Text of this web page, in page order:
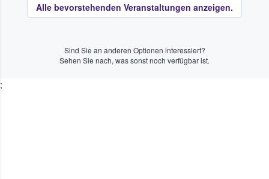
Alle bevorstehenden Veranstaltungen anzeigen.
Sind Sie an anderen Optionen interessiert?
Sehen Sie nach, was sonst noch verfügbar ist.
;